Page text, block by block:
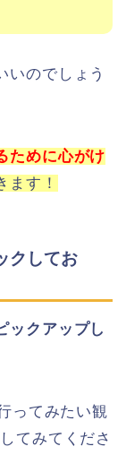
いのでしょう
ために心がけ
ます！
クしてお
ックアップし
ってみたい観
てみてくださ